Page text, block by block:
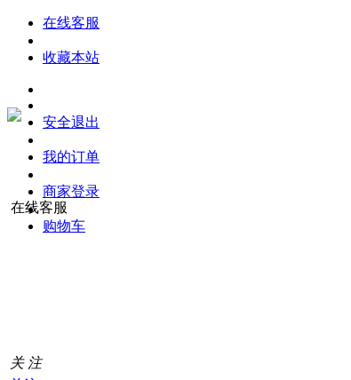
在线客服
收藏本站
安全退出
我的订单
商家登录
购物车
在线客服
关 注